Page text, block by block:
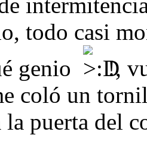
todo casi
genio
!,
coló un
puerta del